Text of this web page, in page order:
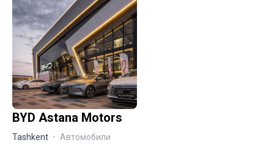
BYD Astana Motors
Tashkent · Автомобили